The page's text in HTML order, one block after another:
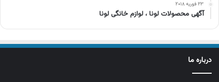
۲۳ فوریه ۲۰۱۸
آگهی محصولات لونا ، لوازم خانگی لونا
درباره ما